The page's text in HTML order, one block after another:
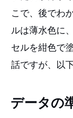
こで、後でわ
ルは薄水色に
セルを紺色で
話ですが、以
データの